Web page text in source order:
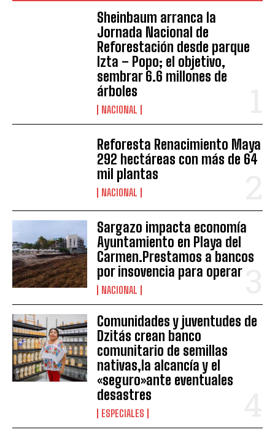
Sheinbaum arranca la
Jornada Nacional de
Reforestación desde parque
Izta – Popo; el objetivo,
sembrar 6.6 millones de
árboles
NACIONAL
Reforesta Renacimiento Maya
292 hectáreas con más de 64
mil plantas
NACIONAL
Sargazo impacta economía
Ayuntamiento en Playa del
Carmen.Prestamos a bancos
por insovencia para operar
NACIONAL
Comunidades y juventudes de
Dzitás crean banco
comunitario de semillas
nativas,la alcancía y el
«seguro»ante eventuales
desastres
ESPECIALES